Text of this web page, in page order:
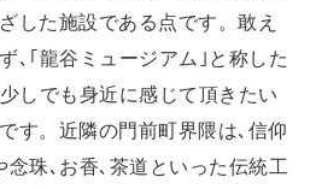
した施設である点です。敢え
､｢龍谷ミュージアム｣と称した
しでも身近に感じて頂きたい
す。近隣の門前町界隈は､信仰
珠､お香､茶道といった伝統工